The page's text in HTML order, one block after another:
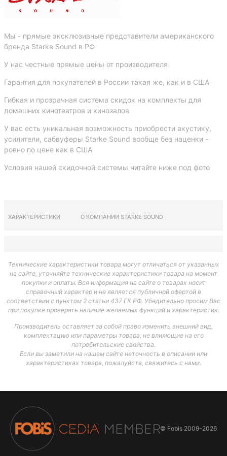
Мы - прямые эксклюзивные представители американского
бренда Starke Sound в РФ
У нас честные прямые цены от производителя
Гарантия для покупателей в России такая же, как и в США
Гибкая и прозрачная система скидок на комплекты для
домашних кинотеатров и кинозалов
У вас еcть уникальная возможность приобрести акустику,
усилители, сабвуферы Starke Sound вообще без наценки -
ровно по цене как в США
Условия нашей скидочной системы читайте ниже под фото
ХАРАКТЕРИСТИКИ О КОМПАНИИ STARKE SOUND
Технические характеристики товара могут отличаться от указанных
на сайте, уточняйте технические характеристики товара на момент
покупки и оплаты. Вся информация на сайте о товарах носит
справочный характер и не является публичной офертой в
соответствии с пунктом 2 статьи 437 ГК РФ. Убедительно просим Вас
при покупке проверять наличие желаемых функций и характеристик.
Производитель оставляет за собой право изменить внешний вид,
комплектацию или параметры товара, не влияющие на его
потребительские свойства.
Если вы заметили на нашем сайте неточность в описании или
характеристиках товара, пожалуйста, свяжитесь с нами.
© Fobis 2009-2026